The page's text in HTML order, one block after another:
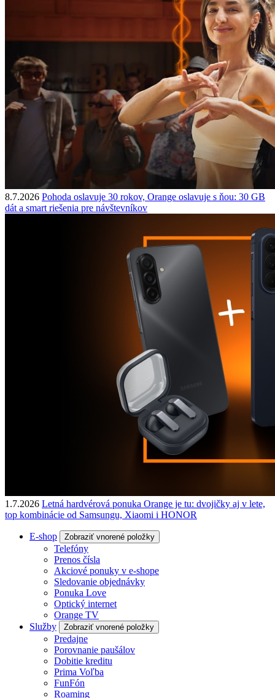
8.7.2026 Pohoda oslavuje 30 rokov, Orange oslavuje s ňou: 30 GB
dát a smart riešenia pre návštevníkov
1.7.2026 Letná hardvérová ponuka Orange je tu: dvojičky aj v lete,
top kombinácie od Samsungu, Xiaomi i HONOR
E-shop Zobraziť vnorené položky
Telefóny
Prenos čísla
Akciové ponuky v e-shope
Sledovanie objednávky
Ponuka Love
Optický internet
Orange TV
Služby
Zobraziť vnorené položky
Predajne
Porovnanie paušálov
Dobitie kreditu
Prima Voľba
FunFón
Roaming